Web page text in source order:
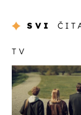
SVI
TV